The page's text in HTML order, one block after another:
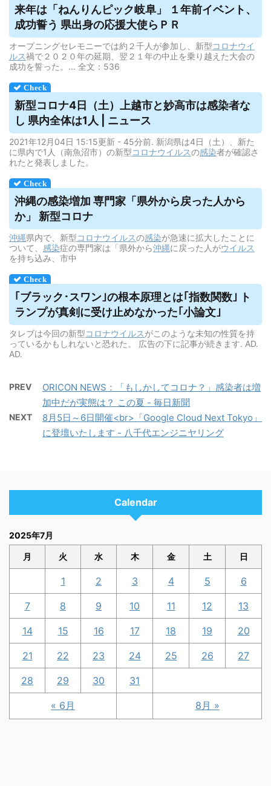
来年は「ねんりんピック岐阜」 １年前イベント、
成功誓う 県出身の応援大使らＰＲ
オープニングセレモニーでは約２千人が参加し、新型コロナウイ
ルス禍で２０２０年の延期、翌２１年の中止を乗り越えた大会の
成功を誓った。... 全文：536
新型コロナ4日（土）上越市と妙高市は感染者な
し 県内全体は1人 | ニュース
2021年12月04日 15:15更新 - 45分前. 新潟県は4日（土）、新た
に県内で1人（南魚沼市）の新型コロナウイルスの感染者が確認さ
れたと発表しました。
沖縄の感染増加 専門家「県外から戻った人から
か」 新型コロナ
沖縄県内で、新型コロナウイルスの感染が急速に拡大したことに
ついて、 感染症の専門家は「県外から沖縄に戻った人がウイルス
を持ち込み、市中
｢ブラック･スワン｣の根本原理とは｢指数関数｣ ト
ランプが真剣に受け止めなかった｢小論文｣
タレブは今回の新型コロナウイルスがこのような未知の性質を持
っているかもしれないと恐れた。 広告の下に記事が続きます. AD.
AD.
PREV
ORICON NEWS：「もしかしてコロナ？」感染者は増
加中だが実態は？ この夏 - 毎日新聞
NEXT
8月5日～6日開催<br>「Google Cloud Next Tokyo」
に登壇いたします - 八千代エンジニヤリング
Calendar
2025年7月
月 火 水 木 金 土 日
« 6月 8月 »
1 2 3 4 5 6
7 8 9 10 11 12 13
14 15 16 17 18 19 20
21 22 23 24 25 26 27
28 29 30 31